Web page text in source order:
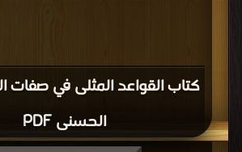
كتاب القواعد المثلى في صفات
الحسنى PDF